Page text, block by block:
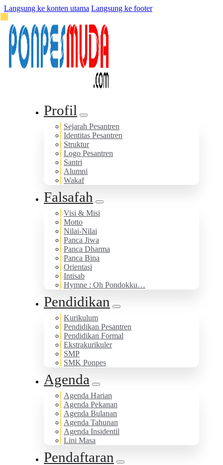
Langsung ke konten utama Langsung ke footer
Profil
Sejarah Pesantren
Identitas Pesantren
Struktur
Logo Pesantren
Santri
Alumni
Wakaf
Falsafah
Visi & Misi
Motto
Nilai-Nilai
Panca Jiwa
Panca Dharma
Panca Bina
Orientasi
Intisab
Hymne : Oh Pondokku…
Pendidikan
Kurikulum
Pendidikan Pesantren
Pendidikan Formal
Ekstrakurikuler
SMP
SMK Ponpes
Agenda
Agenda Harian
Agenda Pekanan
Agenda Bulanan
Agenda Tahunan
Agenda Insidentil
Lini Masa
Pendaftaran